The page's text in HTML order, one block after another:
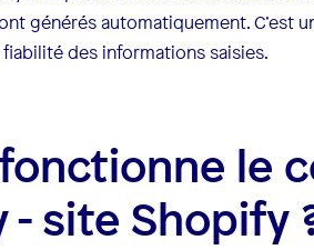
générés automatiquement. C’est
des informations saisies.
le
- site Shopify